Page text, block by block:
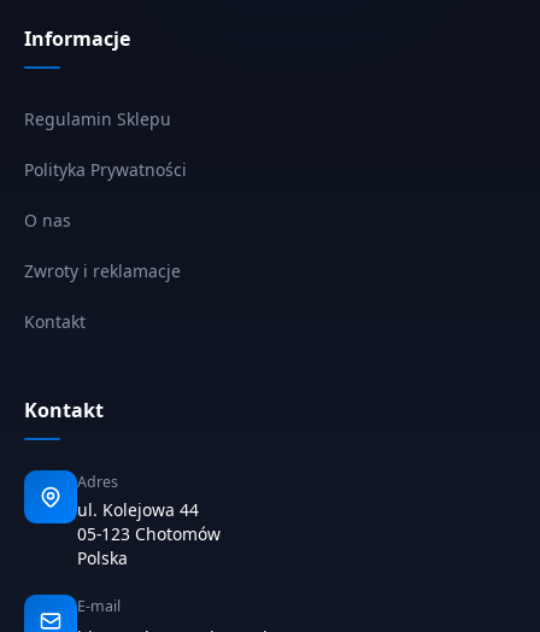
Informacje
Regulamin Sklepu
Polityka Prywatności
O nas
Zwroty i reklamacje
Kontakt
Kontakt
Adres
ul. Kolejowa 44
05-123 Chotomów
Polska
E-mail